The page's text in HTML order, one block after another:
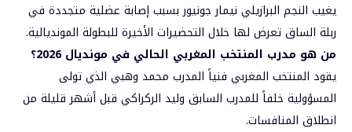
يغيب النجم البرازيلي نيمار جونيور بسبب إصابة عضلية متجددة في
ربلة الساق تعرض لها خلال التحضيرات الأخيرة للبطولة المونديالية.
من هو مدرب المنتخب المغربي الحالي في مونديال 2026؟
يقود المنتخب المغربي فنياً المدرب محمد وهبي الذي تولى
المسؤولية خلفاً للمدرب السابق وليد الركراكي قبل أشهر قليلة من
انطلاق المنافسات.